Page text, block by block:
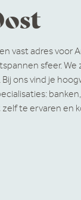
vast adres voor
sfeer.
ons vind je
te ervaren en